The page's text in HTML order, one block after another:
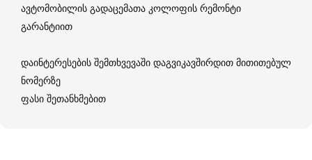
ავტომობილის გადაცემათა კოლოფის რემონტი
გარანტიით
დაინტერესების შემთხვევაში დაგვიკავშირდით მითითებულ
ნომერზე
ფასი შეთანხმებით